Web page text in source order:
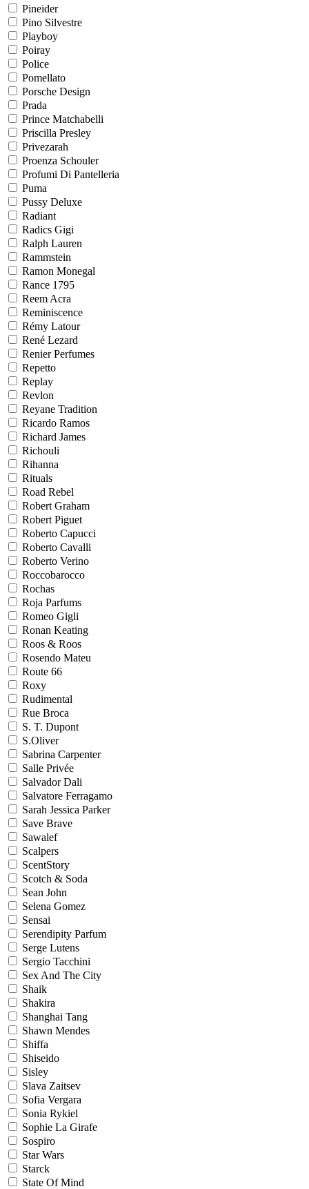
Pineider
Pino Silvestre
Playboy
Poiray
Police
Pomellato
Porsche Design
Prada
Prince Matchabelli
Priscilla Presley
Privezarah
Proenza Schouler
Profumi Di Pantelleria
Puma
Pussy Deluxe
Radiant
Radics Gigi
Ralph Lauren
Rammstein
Ramon Monegal
Rance 1795
Reem Acra
Reminiscence
Rémy Latour
René Lezard
Renier Perfumes
Repetto
Replay
Revlon
Reyane Tradition
Ricardo Ramos
Richard James
Richouli
Rihanna
Rituals
Road Rebel
Robert Graham
Robert Piguet
Roberto Capucci
Roberto Cavalli
Roberto Verino
Roccobarocco
Rochas
Roja Parfums
Romeo Gigli
Ronan Keating
Roos & Roos
Rosendo Mateu
Route 66
Roxy
Rudimental
Rue Broca
S. T. Dupont
S.Oliver
Sabrina Carpenter
Salle Privée
Salvador Dali
Salvatore Ferragamo
Sarah Jessica Parker
Save Brave
Sawalef
Scalpers
ScentStory
Scotch & Soda
Sean John
Selena Gomez
Sensai
Serendipity Parfum
Serge Lutens
Sergio Tacchini
Sex And The City
Shaik
Shakira
Shanghai Tang
Shawn Mendes
Shiffa
Shiseido
Sisley
Slava Zaitsev
Sofia Vergara
Sonia Rykiel
Sophie La Girafe
Sospiro
Star Wars
Starck
State Of Mind